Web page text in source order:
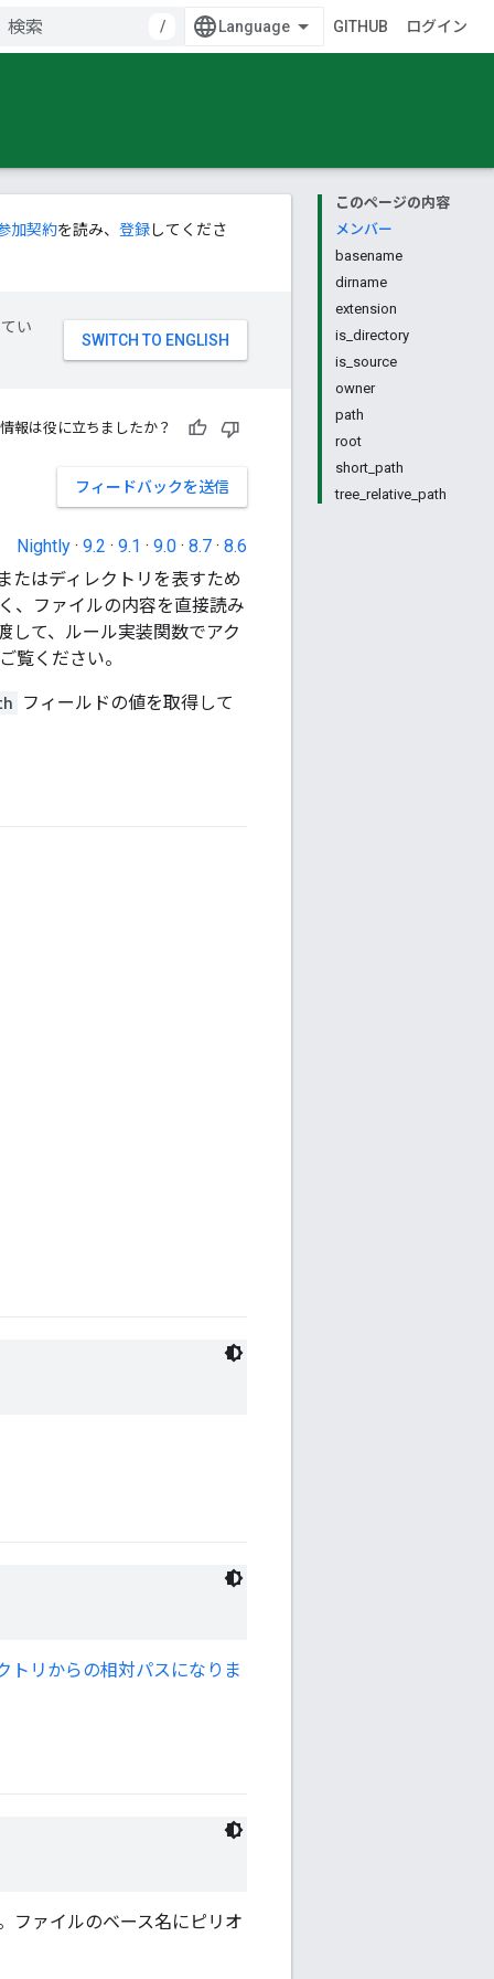
/ GITHUB ログイン
このページの内容
メンバー
basename
dirname
extension
is_directory
is_source
owner
path
root
short_path
tree_relative_path
加契約を読み、 登録してくださ
い
報は役に立ちましたか？
フィードバックを送信
Nightly · 9.2 · 9.1 · 9.0 · 8.7 · 8.6
たはディレクトリを表すため
、ファイルの内容を直接読み
して、ルール実装関数でアク
覧ください。
フィールドの値を取得して
トリからの相対パスになりま
ファイルのベース名にピリオ